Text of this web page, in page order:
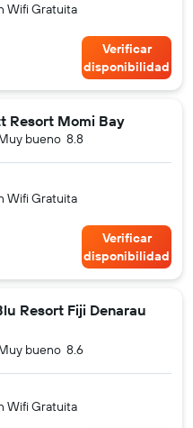
Wifi Gratuita
Verificar
disponibilidad
Resort Momi Bay
8.8
bueno
Wifi Gratuita
Verificar
disponibilidad
Resort Fiji Denarau
8.6
bueno
Wifi Gratuita